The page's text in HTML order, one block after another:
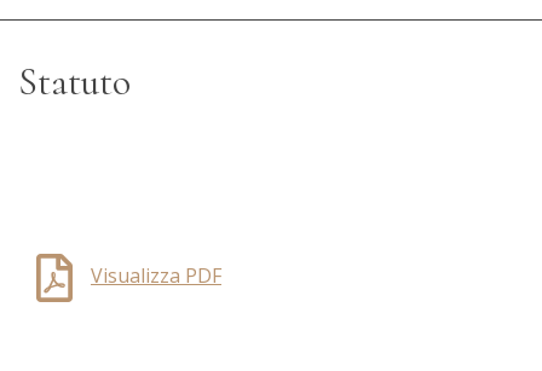
Statuto
Visualizza PDF